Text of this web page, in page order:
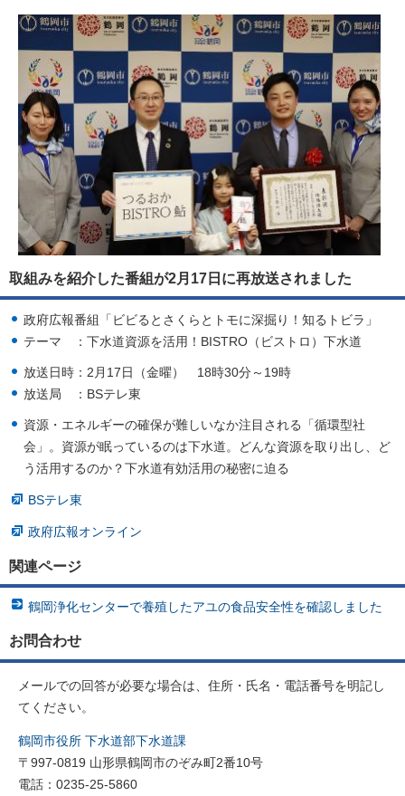
取組みを紹介した番組が2月17日に再放送されました
政府広報番組「ビビるとさくらとトモに深掘り！知るトビラ」
テーマ ：下水道資源を活用！BISTRO（ビストロ）下水道
放送日時：2月17日（金曜） 18時30分～19時
放送局 ：BSテレ東
資源・エネルギーの確保が難しいなか注目される「循環型社
会」。資源が眠っているのは下水道。どんな資源を取り出し、ど
う活用するのか？下水道有効活用の秘密に迫る
BSテレ東
政府広報オンライン
関連ページ
鶴岡浄化センターで養殖したアユの食品安全性を確認しました
お問合わせ
メールでの回答が必要な場合は、住所・氏名・電話番号を明記し
てください。
鶴岡市役所 下水道部下水道課
〒997-0819 山形県鶴岡市のぞみ町2番10号
電話：0235-25-5860